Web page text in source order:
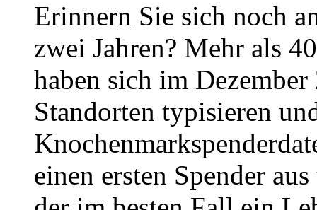
Erinnern Sie sich noch
zwei Jahren? Mehr als
haben sich im
Standorten typisieren
einen ersten Spender